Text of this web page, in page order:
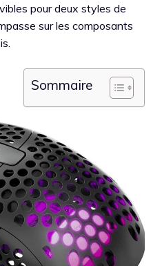
pour deux styles de
sur les composants
Sommaire